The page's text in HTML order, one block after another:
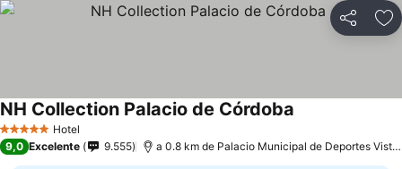
Partilhar
5 Estrelas Hotel
NH Collection Palacio de Córdoba
9,0 Excelente 9.555 a 0.8 km de Palacio Municipal de Deportes Vista Alegre